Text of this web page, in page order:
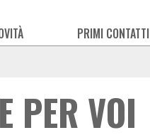
PRIMI CONTATTI
PER VOI